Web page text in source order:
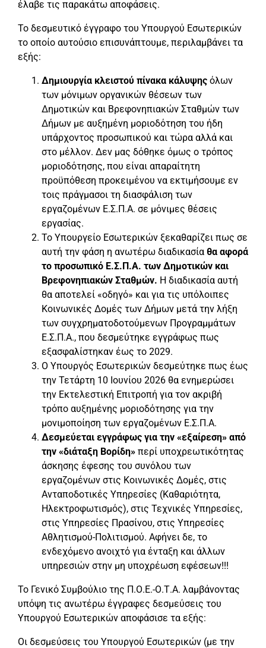
έλαβε τις παρακάτω αποφάσεις.
Το δεσμευτικό έγγραφο του Υπουργού Εσωτερικών
το οποίο αυτούσιο επισυνάπτουμε, περιλαμβάνει τα
εξής:
Δημιουργία κλειστού πίνακα κάλυψης όλων
των μόνιμων οργανικών θέσεων των
Δημοτικών και Βρεφονηπιακών Σταθμών των
Δήμων με αυξημένη μοριοδότηση του ήδη
υπάρχοντος προσωπικού και τώρα αλλά και
στο μέλλον. Δεν μας δόθηκε όμως ο τρόπος
μοριοδότησης, που είναι απαραίτητη
προϋπόθεση προκειμένου να εκτιμήσουμε εν
τοις πράγμασοι τη διασφάλιση των
εργαζομένων Ε.Σ.Π.Α. σε μόνιμες θέσεις
εργασίας.
Το Υπουργείο Εσωτερικών ξεκαθαρίζει πως σε
αυτή την φάση η ανωτέρω διαδικασία θα αφορά
το προσωπικό Ε.Σ.Π.Α. των Δημοτικών και
Βρεφονηπιακών Σταθμών. Η διαδικασία αυτή
θα αποτελεί «οδηγό» και για τις υπόλοιπες
Κοινωνικές Δομές των Δήμων μετά την λήξη
των συγχρηματοδοτούμενων Προγραμμάτων
Ε.Σ.Π.Α., που δεσμεύτηκε εγγράφως πως
εξασφαλίστηκαν έως το 2029.
Ο Υπουργός Εσωτερικών δεσμεύτηκε πως έως
την Τετάρτη 10 Ιουνίου 2026 θα ενημερώσει
την Εκτελεστική Επιτροπή για τον ακριβή
τρόπο αυξημένης μοριοδότησης για την
μονιμοποίηση των εργαζομένων Ε.Σ.Π.Α.
Δεσμεύεται εγγράφως για την «εξαίρεση» από
την «διάταξη Βορίδη» περί υποχρεωτικότητας
άσκησης έφεσης του συνόλου των
εργαζομένων στις Κοινωνικές Δομές, στις
Ανταποδοτικές Υπηρεσίες (Καθαριότητα,
Ηλεκτροφωτισμός), στις Τεχνικές Υπηρεσίες,
στις Υπηρεσίες Πρασίνου, στις Υπηρεσίες
Αθλητισμού-Πολιτισμού. Αφήνει δε, το
ενδεχόμενο ανοιχτό για ένταξη και άλλων
υπηρεσιών στην μη υποχρέωση εφέσεων!!!
Το Γενικό Συμβούλιο της Π.Ο.Ε.-Ο.Τ.Α. λαμβάνοντας
υπόψη τις ανωτέρω έγγραφες δεσμεύσεις του
Υπουργού Εσωτερικών αποφάσισε τα εξής:
Οι δεσμεύσεις του Υπουργού Εσωτερικών (με την